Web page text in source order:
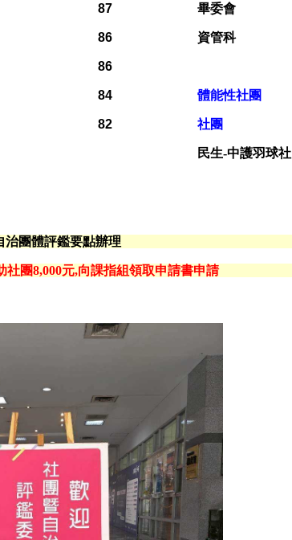
87 畢委會
86 資管科
86
84 體能性社團
82 社團
民生-中護羽球社
治團體評鑑要點辦理
社團8,000元,向課指組領取申請書申請